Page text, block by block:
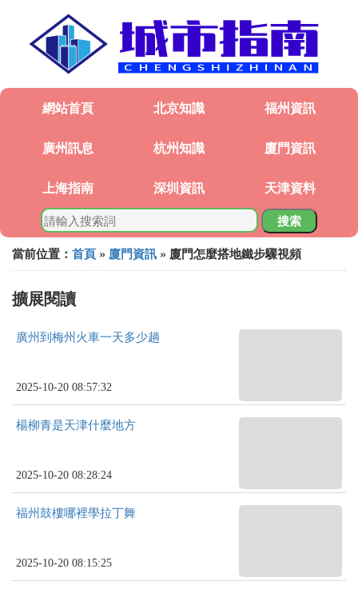
網站首頁 北京知識 福州資訊
廣州訊息 杭州知識 廈門資訊
上海指南 深圳資訊 天津資料
搜索
當前位置： 首頁 » 廈門資訊 » 廈門怎麼搭地鐵步驟視頻
擴展閱讀
廣州到梅州火車一天多少趟
2025-10-20 08:57:32
楊柳青是天津什麼地方
2025-10-20 08:28:24
福州鼓樓哪裡學拉丁舞
2025-10-20 08:15:25